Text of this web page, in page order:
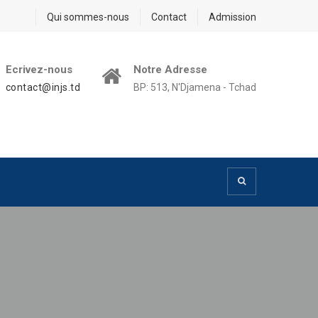
Qui sommes-nous Contact Admission
Ecrivez-nous
contact@injs.td
Notre Adresse
BP: 513, N'Djamena - Tchad